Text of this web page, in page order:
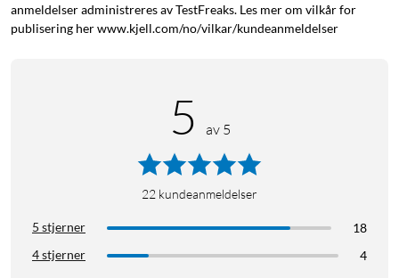
anmeldelser administreres av TestFreaks. Les mer om vilkår for
publisering her www.kjell.com/no/vilkar/kundeanmeldelser
5 av 5
22 kundeanmeldelser
5 stjerner
18
4 stjerner
4